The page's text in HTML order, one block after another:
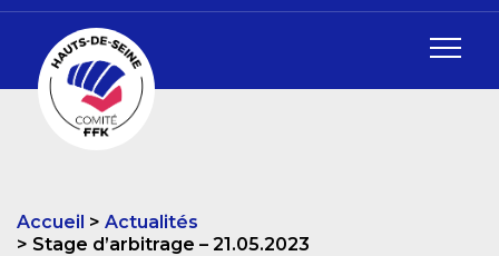
Accueil
Actualités
Stage d’arbitrage – 21.05.2023